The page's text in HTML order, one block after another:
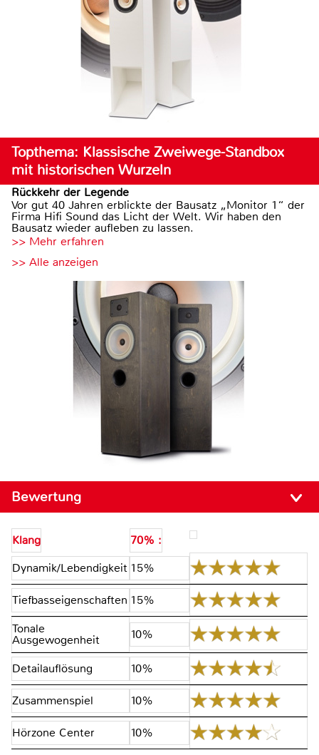
Topthema: Klassische Zweiwege-Standbox
mit historischen Wurzeln
Rückkehr der Legende
Vor gut 40 Jahren erblickte der Bausatz „Monitor 1“ der
Firma Hifi Sound das Licht der Welt. Wir haben den
Bausatz wieder aufleben zu lassen.
>> Mehr erfahren
>> Alle anzeigen
Bewertung
Klang
70% :
Dynamik/Lebendigkeit 15%
Tiefbasseigenschaften 15%
Tonale
Ausgewogenheit 10%
Detailauflösung 10%
Zusammenspiel 10%
Hörzone Center 10%